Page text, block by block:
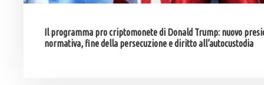
Il programma pro criptomonete di Donald Trump: nuovo
normativa, fine della persecuzione e diritto all’autocustodia